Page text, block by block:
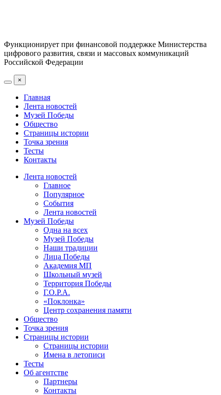
Функционирует при финансовой поддержке Министерства
цифрового развития, связи и массовых коммуникаций
Российской Федерации
×
Главная
Лента новостей
Музей Победы
Общество
Страницы истории
Точка зрения
Тесты
Контакты
Лента новостей
Главное
Популярное
События
Лента новостей
Музей Победы
Одна на всех
Музей Победы
Наши традиции
Лица Победы
Академия МП
Школьный музей
Территория Победы
Г.О.Р.А.
«Поклонка»
Центр сохранения памяти
Общество
Точка зрения
Страницы истории
Страницы истории
Имена в летописи
Тесты
Об агентстве
Партнеры
Контакты